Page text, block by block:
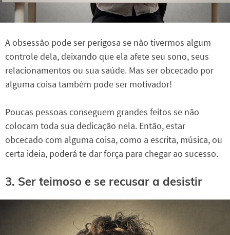
A obsessão pode ser perigosa se não tivermos algum
controle dela, deixando que ela afete seu sono, seus
relacionamentos ou sua saúde. Mas ser obcecado por
alguma coisa também pode ser motivador!
Poucas pessoas conseguem grandes feitos se não
colocam toda sua dedicação nela. Então, estar
obcecado com alguma coisa, como a escrita, música, ou
certa ideia, poderá te dar força para chegar ao sucesso.
3. Ser teimoso e se recusar a desistir